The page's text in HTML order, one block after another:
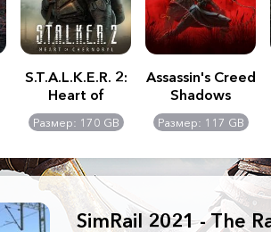
S.T.A.L.K.E.R. 2:
Heart of
Chernobyl -
Ultimate Edition
Размер: 170 GB
Assassin's Creed
Shadows
Размер: 117 GB
SimRail 2021 - The